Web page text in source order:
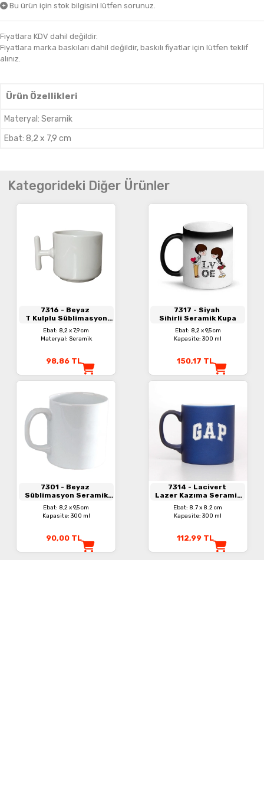
Bu ürün için stok bilgisini lütfen sorunuz.
Fiyatlara KDV dahil değildir.
Fiyatlara marka baskıları dahil değildir, baskılı fiyatlar için lütfen teklif
alınız.
Ürün Özellikleri
Materyal : Seramik
Ebat: 8,2 x 7,9 cm
Kategorideki Diğer Ürünler
7316 - Beyaz
T Kulplu Süblimasyon
Seramik Kupa
Ebat: 8,2 x 7,9 cm
Materyal: Seramik
98,86 TL
7317 - Siyah
Sihirli Seramik Kupa
Ebat: 8,2 x 9,5 cm
Kapasite: 300 ml
150,17 TL
7301 - Beyaz
Süblimasyon Seramik
Kupa
Ebat: 8,2 x 9,5 cm
Kapasite: 300 ml
90,00 TL
7314 - Lacivert
Lazer Kazıma Seramik
Kupa
Ebat: 8.7 x 8.2 cm
Kapasite: 300 ml
112,99 TL